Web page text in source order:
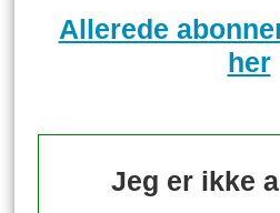
Allerede
her
Jeg er ikke